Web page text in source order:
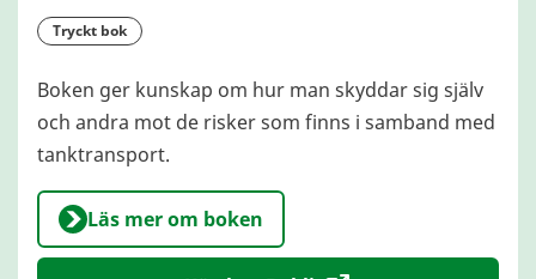
tryckt bok
Boken ger kunskap om hur man skyddar sig själv
och andra mot de risker som finns i samband med
tanktransport.
Läs mer om boken